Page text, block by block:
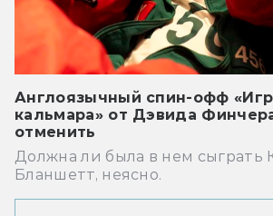
Англоязычный спин-офф
кальмара» от Дэвида
отменить
Должна ли была в нем сыграть
Бланшетт, неясно.